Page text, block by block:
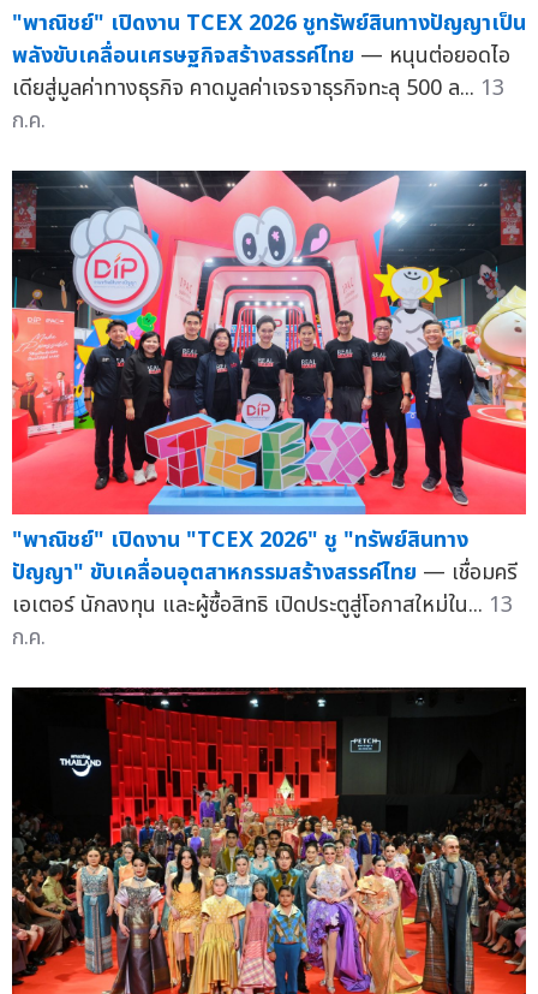
"พาณิชย์" เปิดงาน TCEX 2026 ชูทรัพย์สินทางปัญญาเป็น
พลังขับเคลื่อนเศรษฐกิจสร้างสรรค์ไทย — หนุนต่อยอดไอ
เดียสู่มูลค่าทางธุรกิจ คาดมูลค่าเจรจาธุรกิจทะลุ 500 ล... 13
ก.ค.
"พาณิชย์" เปิดงาน "TCEX 2026" ชู "ทรัพย์สินทาง
ปัญญา" ขับเคลื่อนอุตสาหกรรมสร้างสรรค์ไทย — เชื่อมครี
เอเตอร์ นักลงทุน และผู้ซื้อสิทธิ เปิดประตูสู่โอกาสใหม่ใน... 13
ก.ค.